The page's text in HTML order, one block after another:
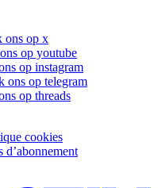
ons op x
op youtube
op instagram
ons op telegram
op threads
cookies
d’abonnement